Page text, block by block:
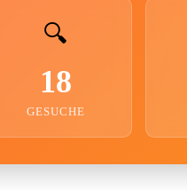
🔍
18
GESUCHE